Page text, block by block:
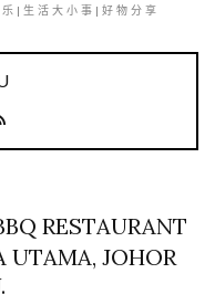
|生活大小事|好物分享
RESTAURANT
UTAMA, JOHOR